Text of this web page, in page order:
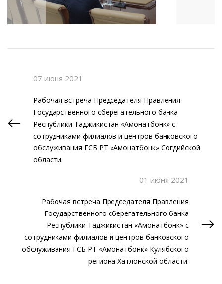
07 июня 2021
Рабочая встреча Председателя Правления
Государственного сберегательного банка
Республики Таджикистан «Амонатбонк» с
сотрудниками филиалов и центров банковского
обслуживания ГСБ РТ «Амонатбонк» Согдийской
области.
01 июня 2021
Рабочая встреча Председателя Правления
Государственного сберегательного банка
Республики Таджикистан «Амонатбонк» с
сотрудниками филиалов и центров банковского
обслуживания ГСБ РТ «Амонатбонк» Кулябского
региона Хатлонской области.